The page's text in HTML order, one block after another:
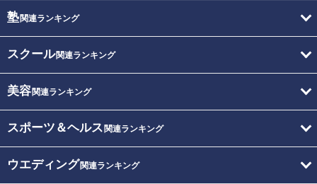
塾関連ランキング
スクール関連ランキング
美容関連ランキング
スポーツ＆ヘルス 関連ランキング
ウエディング関連ランキング